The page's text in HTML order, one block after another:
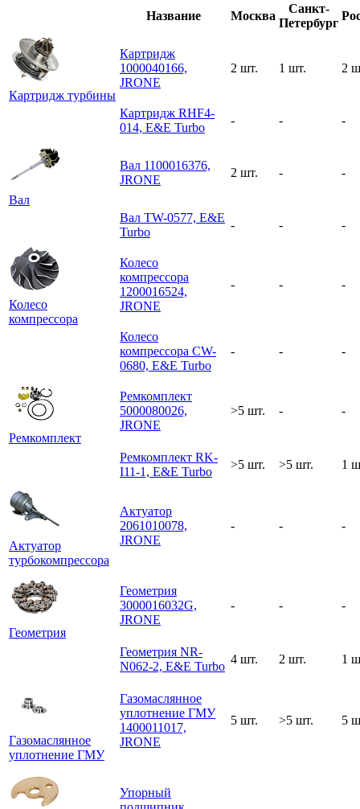
Название
Москва
Санкт-
Петербург
Картридж турбины
Картридж
1000040166,
JRONE
2 шт. 1 шт. 2
Картридж RHF4-
014, E&E Turbo
- - -
Вал
Вал 1100016376,
JRONE
2 шт. - -
Вал TW-0577, E&E
Turbo
- - -
Колесо
компрессора
Колесо
компрессора
1200016524,
JRONE
- - -
Колесо
компрессора CW-
0680, E&E Turbo
- - -
Ремкомплект
Ремкомплект
5000080026,
JRONE
>5 шт. - -
Ремкомплект RK-
I11-1, E&E Turbo
>5 шт. >5 шт. 1
Актуатор
турбокомпрессора
Актуатор
2061010078,
JRONE
- - -
Геометрия
Геометрия
3000016032G,
JRONE
- - -
Геометрия NR-
N062-2, E&E Turbo
4 шт. 2 шт. 1
Газомаслянное
уплотнение ГМУ
Газомаслянное
уплотнение ГМУ
1400011017,
JRONE
5 шт. >5 шт. 5
Упорный